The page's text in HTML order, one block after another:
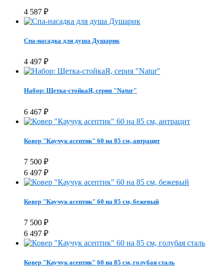
4 587 ₽
Спа-насадка для душа Душарик
4 497 ₽
Набор: Щетка-стойкаЯ, серия "Natur"
6 467 ₽
Ковер "Каучук асептик" 60 на 85 см, антрацит
7 500 ₽
6 497 ₽
Ковер "Каучук асептик" 60 на 85 см, бежевый
7 500 ₽
6 497 ₽
Ковер "Каучук асептик" 60 на 85 см, голубая сталь